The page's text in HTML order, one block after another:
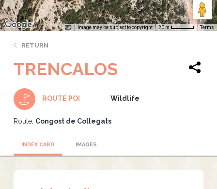
Image may be subject to copyright 20 m Terms
RETURN
TRENCALOS
ROUTE POI Wildlife
Route: Congost de Collegats
INDEX CARD IMAGES